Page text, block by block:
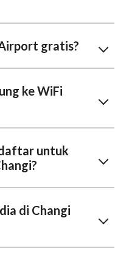
gratis?
ke WiFi
untuk
di Changi